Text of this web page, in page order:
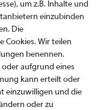
um z.B. Inhalte und
einzubinden
Die
Cookies. Wir teilen
benennen.
aufgrund eines
kann erteilt oder
einzuwilligen und die
oder zu